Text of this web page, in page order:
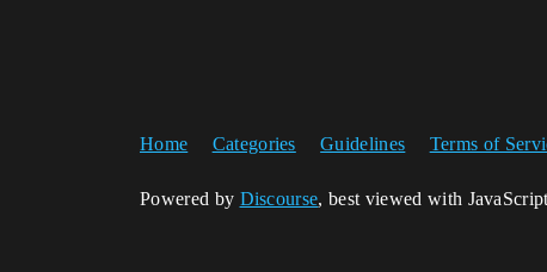
Home Categories Guidelines Terms of
Powered by Discourse, best viewed with